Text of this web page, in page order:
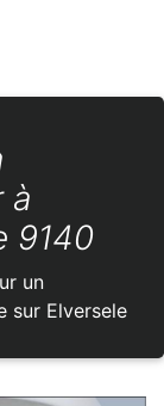
à
9140
un
sur Elversele